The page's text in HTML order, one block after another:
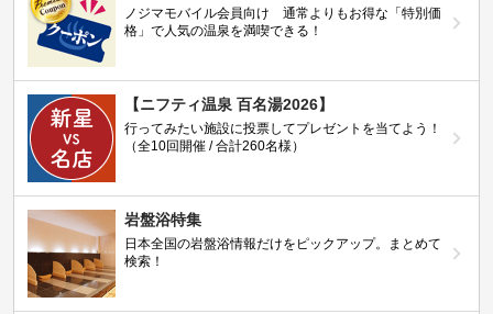
ノジマモバイル会員向け 通常よりもお得な「特別価
格」で人気の温泉を満喫できる！
【ニフティ温泉 百名湯2026】
行ってみたい施設に投票してプレゼントを当てよう！
（全10回開催 / 合計260名様）
岩盤浴特集
日本全国の岩盤浴情報だけをピックアップ。まとめて
検索！